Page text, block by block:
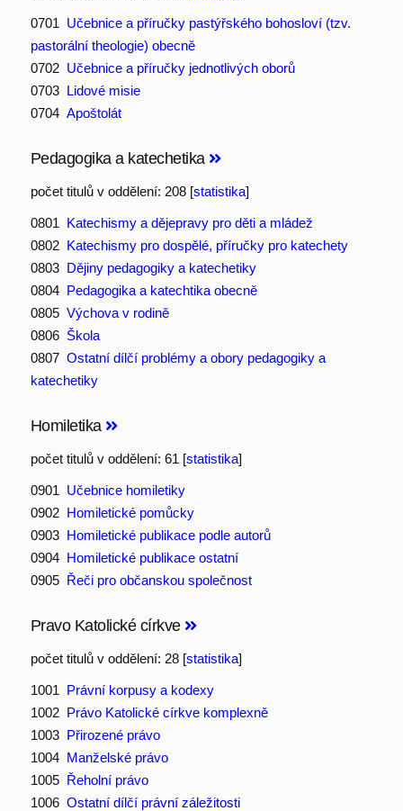
0701 Učebnice a příručky pastýřského bohosloví (tzv.
pastorální theologie) obecně
0702 Učebnice a příručky jednotlivých oborů
0703 Lidové misie
0704 Apoštolát
Pedagogika a katechetika
počet titulů v oddělení: 208 [statistika]
0801 Katechismy a dějepravy pro děti a mládež
0802 Katechismy pro dospělé, příručky pro katechety
0803 Dějiny pedagogiky a katechetiky
0804 Pedagogika a katechtika obecně
0805 Výchova v rodině
0806 Škola
0807 Ostatní dílčí problémy a obory pedagogiky a
katechetiky
Homiletika
počet titulů v oddělení: 61 [statistika]
0901 Učebnice homiletiky
0902 Homiletické pomůcky
0903 Homiletické publikace podle autorů
0904 Homiletické publikace ostatní
0905 Řeči pro občanskou společnost
Pravo Katolické církve
počet titulů v oddělení: 28 [statistika]
1001 Právní korpusy a kodexy
1002 Právo Katolické církve komplexně
1003 Přirozené právo
1004 Manželské právo
1005 Řeholní právo
1006 Ostatní dílčí právní záležitosti